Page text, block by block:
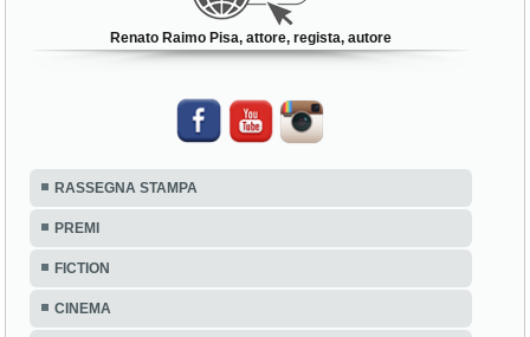
Renato Raimo Pisa, attore, regista, autore
RASSEGNA STAMPA
PREMI
FICTION
CINEMA